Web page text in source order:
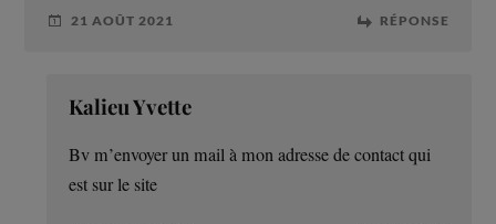
21 AOÛT 2021 RÉPONSE
Kalieu Yvette
Bv m’envoyer un mail à mon adresse de contact qui
est sur le site